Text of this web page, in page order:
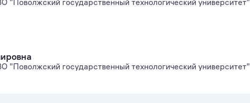
"Поволжский государственный технологический университет"
"Поволжский государственный технологический университет"